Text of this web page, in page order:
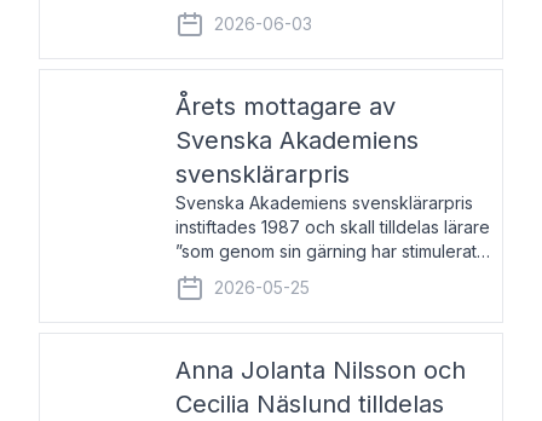
Byggmästar, Magnus Dahlström, Matias
Faldbakken samt Espen Stueland.
Prisbeloppet är 200 000 svenska
2026-06-03
Årets mottagare av
Svenska Akademiens
svensklärarpris
Svenska Akademiens svensklärarpris
instiftades 1987 och skall tilldelas lärare
”som genom sin gärning har stimulerat
intresset hos unga människor för
svenska språket och litteraturen”.
Prisutdelning och samtal med
2026-05-25
Anna Jolanta Nilsson och
Cecilia Näslund tilldelas